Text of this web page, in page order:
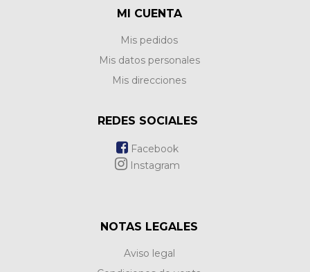
MI CUENTA
Mis pedidos
Mis datos personales
Mis direcciones
REDES SOCIALES
Facebook
Instagram
NOTAS LEGALES
Aviso legal